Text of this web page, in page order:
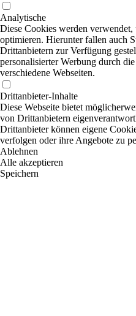
Analytische
Diese Cookies werden
optimieren. Hierunter fallen auch
Drittanbietern zur Verfügung
personalisierter Werbung durch
verschiedene Webseiten.
Drittanbieter-Inhalte
Diese Webseite bietet
von Drittanbietern
Drittanbieter können eigene
verfolgen oder ihre Angebote zu
Ablehnen
Alle akzeptieren
Speichern